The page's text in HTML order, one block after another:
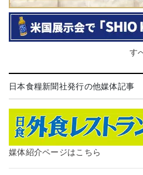
す
日本食糧新聞社発行の他媒体記事
媒体紹介ページはこちら